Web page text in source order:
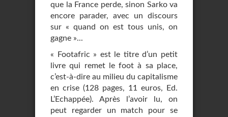
que la France perde, sinon Sarko va
encore parader, avec un discours
sur « quand on est tous unis, on
gagne »...
« Footafric » est le titre d’un petit
livre qui remet le foot à sa place,
c’est-à-dire au milieu du capitalisme
en crise (128 pages, 11 euros, Ed.
L’Echappée). Après l’avoir lu, on
peut regarder un match pour se